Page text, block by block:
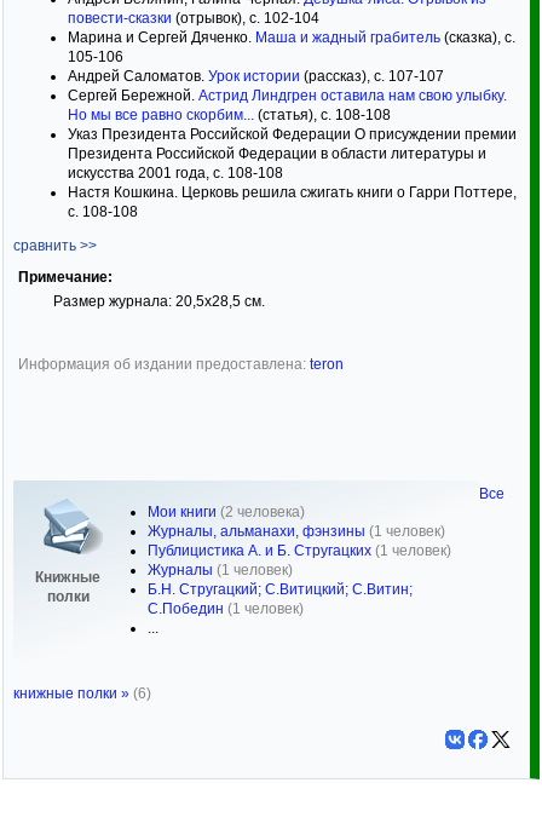
повести-сказки (отрывок), с. 102-104
Марина и Сергей Дяченко. Маша и жадный грабитель (сказка), с.
105-106
Андрей Саломатов. Урок истории (рассказ), с. 107-107
Сергей Бережной. Астрид Линдгрен оставила нам свою улыбку.
Но мы все равно скорбим... (статья), с. 108-108
Указ Президента Российской Федерации О присуждении премии
Президента Российской Федерации в области литературы и
искусства 2001 года, с. 108-108
Настя Кошкина. Церковь решила сжигать книги о Гарри Поттере,
с. 108-108
сравнить >>
Примечание:
Размер журнала: 20,5х28,5 см.
Информация об издании предоставлена: teron
Книжные
полки
Мои книги (2 человека)
Журналы, альманахи, фэнзины (1 человек)
Публицистика А. и Б. Стругацких (1 человек)
Журналы (1 человек)
Б.Н. Стругацкий; С.Витицкий; С.Витин;
С.Победин (1 человек)
...
Все
книжные полки » (6)